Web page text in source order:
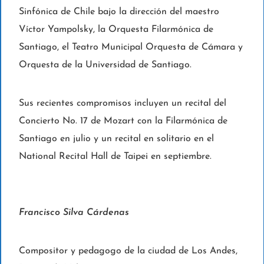
Sinfónica de Chile bajo la dirección del maestro
Víctor Yampolsky, la Orquesta Filarmónica de
Santiago, el Teatro Municipal Orquesta de Cámara y
Orquesta de la Universidad de Santiago.
Sus recientes compromisos incluyen un recital del
Concierto No. 17 de Mozart con la Filarmónica de
Santiago en julio y un recital en solitario en el
National Recital Hall de Taipei en septiembre.
Francisco Silva Cárdenas
Compositor y pedagogo de la ciudad de Los Andes,